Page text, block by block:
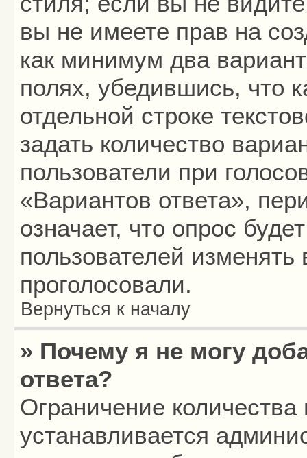
вы не имеете прав на
как минимум два
полях, убедившись, что
отдельной строке
задать количество
пользователи при
«Вариантов ответа»,
означает, что опрос
пользователей
проголосовали.
Вернуться к началу
» Почему я не могу
ответа?
Ограничение количества
устанавливается